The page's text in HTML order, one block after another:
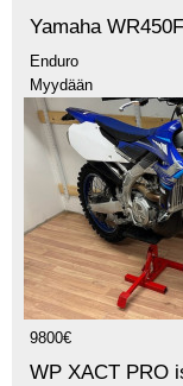
Yamaha
Enduro
Myydään
9800€
WP XACT PRO